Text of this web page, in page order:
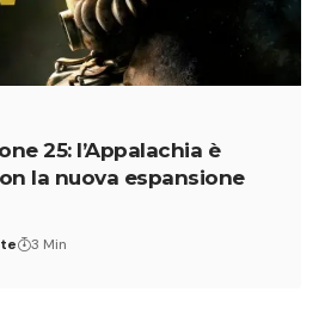
25: l’Appalachia è
la nuova espansione
3 Min